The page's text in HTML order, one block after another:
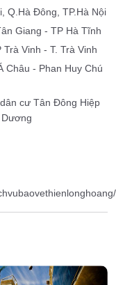
Q.Hà Đông, TP.Hà Nội
Giang - TP Hà Tĩnh
Vinh - T. Trà Vinh
Châu - Phan Huy Chú
cư Tân Đông Hiệp
Dương